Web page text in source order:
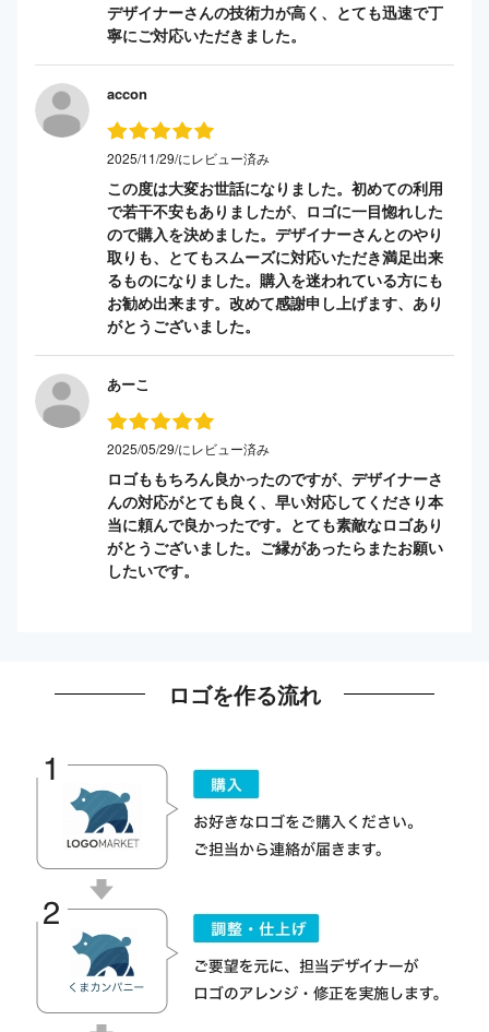
デザイナーさんの技術力が高く、とても迅速で丁
寧にご対応いただきました。
accon
2025/11/29/にレビュー済み
この度は大変お世話になりました。初めての利用
で若干不安もありましたが、ロゴに一目惚れした
ので購入を決めました。デザイナーさんとのやり
取りも、とてもスムーズに対応いただき満足出来
るものになりました。購入を迷われている方にも
お勧め出来ます。改めて感謝申し上げます、あり
がとうございました。
あーこ
2025/05/29/にレビュー済み
ロゴももちろん良かったのですが、デザイナーさ
んの対応がとても良く、早い対応してくださり本
当に頼んで良かったです。とても素敵なロゴあり
がとうございました。ご縁があったらまたお願い
したいです。
ロゴを作る流れ